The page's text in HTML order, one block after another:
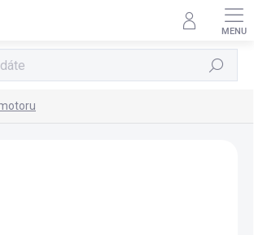
Hledat